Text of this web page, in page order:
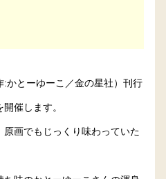
かとーゆーこ／金の星社）刊行
催します。
画でもじっくり味わっていた